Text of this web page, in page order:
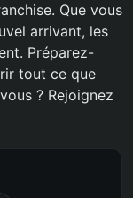
Que vous
arrivant, les
Préparez-
tout ce que
? Rejoignez